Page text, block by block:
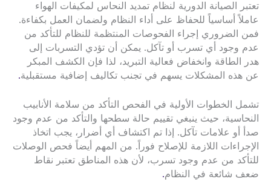
تعتبر الصيانة الدورية لنظام تمديد النحاس لمكيفات الهواء
عاملاً أساسياً للحفاظ على أداء النظام ولضمان العمل بكفاءة.
فمن الضروري إجراء الفحوصات المنتظمة للنظام للتأكد من
عدم وجود أي تسرب أو تآكل. يمكن أن تؤدي التسربات إلى
هدر الطاقة وانخفاض فعالية التبريد، لذا فإن الكشف المبكر
عن هذه المشكلات يسهم في تجنب تكاليف إضافية مستقبلية.
تشمل الخطوات الأولية في الفحص التأكد من سلامة الأنابيب
النحاسية، حيث ينبغي تقييم حالة سطحها والتأكد من عدم وجود
صدأ أو علامات تآكل. إذا تم اكتشاف أي أضرار، يجب اتخاذ
الإجراءات اللازمة للإصلاح فوراً. من المهم أيضاً فحص الوصلات
للتأكد من عدم وجود تسرب، لأن هذه المناطق تعتبر نقاط
ضعف شائعة في النظام.